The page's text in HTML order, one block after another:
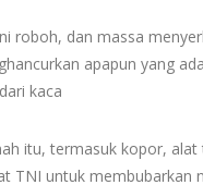
roboh, dan massa
apapun yang
kaca
itu, termasuk kopor,
TNI untuk membubarkan